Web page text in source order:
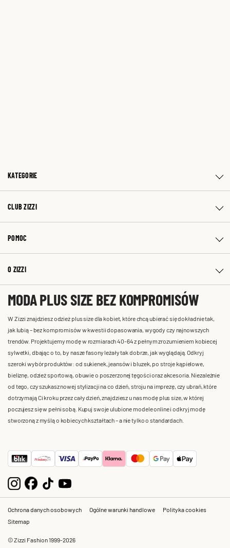
KATEGORIE
CLUB ZIZZI
POMOC
O ZIZZI
MODA PLUS SIZE BEZ KOMPROMISÓW
W Zizzi znajdziesz odzież plus size dla kobiet, które chcą ubierać się dokładnie tak,
jak lubią – bez kompromisów w kwestii dopasowania, wygody czy najnowszych
trendów. Projektujemy modę w rozmiarach 40-64 z pełnym zrozumieniem kobiecej
sylwetki, dbając o to, by nasze fasony leżały tak dobrze, jak wyglądają. Odkryj
szeroki wybór produktów: od sukienek, jeansów i bluzek, po stroje kąpielowe,
bieliznę, odzież sportową, obuwie o poszerzonej tęgości oraz akcesoria. Niezależnie
od tego, czy szukasz nowej stylizacji na co dzień, stroju na imprezę, czy ubrań, które
dotrzymają Ci kroku przez cały dzień, znajdziesz u nas modę plus size, w której
poczujesz się w pełni sobą. Kupuj swoje ulubione modele online i odkryj modę
stworzoną z myślą o kobiecych kształtach – a nie tylko o standardach.
Ochrona danych osobowych Ogólne warunki handlowe
Polityka cookies
Sitemap
© Zizzi Fashion 1999-2026